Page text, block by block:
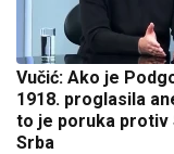
Vučić: Ako je
1918. proglasila
to je poruka protiv
Srba